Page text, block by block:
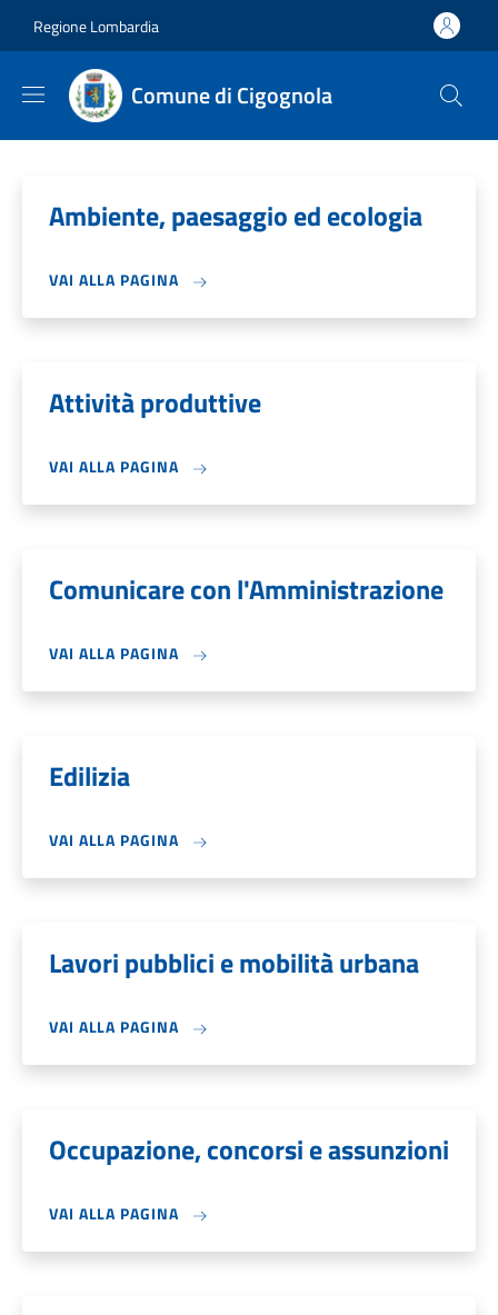
Regione Lombardia
Comune di Cigognola
Ambiente, paesaggio ed ecologia
VAI ALLA PAGINA
Attività produttive
VAI ALLA PAGINA
Comunicare con l'Amministrazione
VAI ALLA PAGINA
Edilizia
VAI ALLA PAGINA
Lavori pubblici e mobilità urbana
VAI ALLA PAGINA
Occupazione, concorsi e assunzioni
VAI ALLA PAGINA